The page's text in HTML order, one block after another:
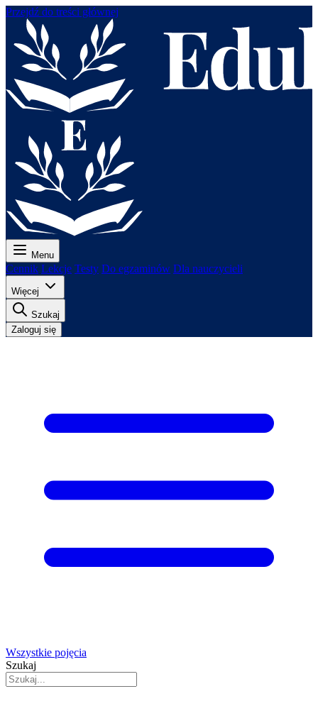
Przejdź do treści głównej
Menu
Cennik Lekcje Testy Do egzaminów Dla nauczycieli
Więcej
Szukaj
Zaloguj się
Wszystkie pojęcia
Szukaj